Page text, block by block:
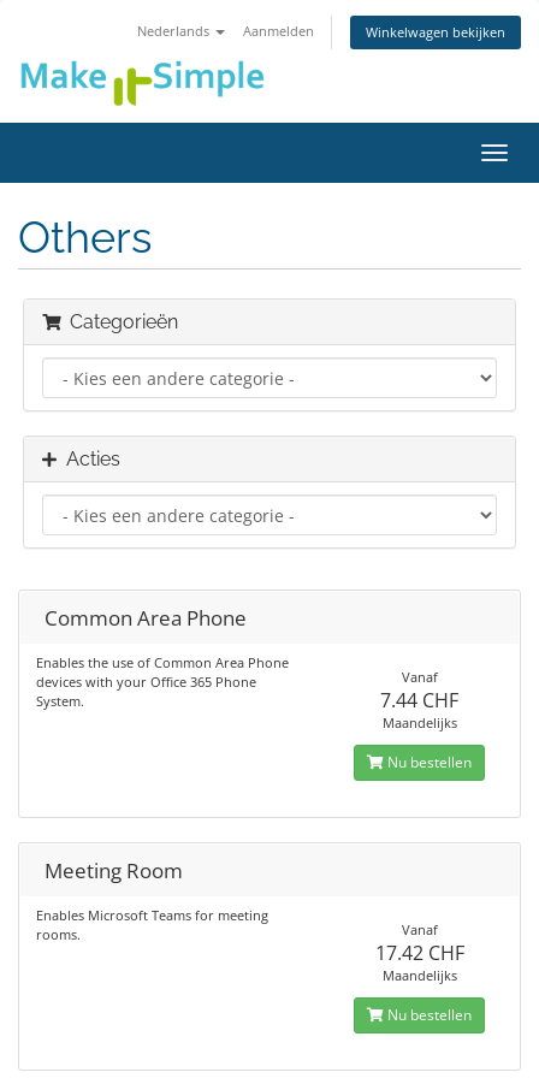
Nederlands Aanmelden Winkelwagen bekijken
in-/
Others
Categorieën
Acties
Common Area Phone
Enables the use of Common Area Phone
devices with your Office 365 Phone
System.
Vanaf
7.44 CHF
Maandelijks
Nu bestellen
Meeting Room
Enables Microsoft Teams for meeting
rooms.
Vanaf
17.42 CHF
Maandelijks
Nu bestellen